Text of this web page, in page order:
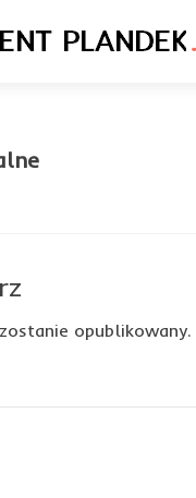
opublikowany.